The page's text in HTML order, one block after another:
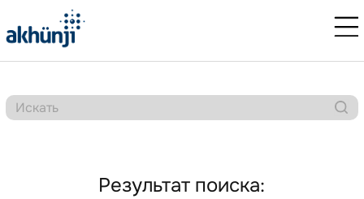
Результат поиска: